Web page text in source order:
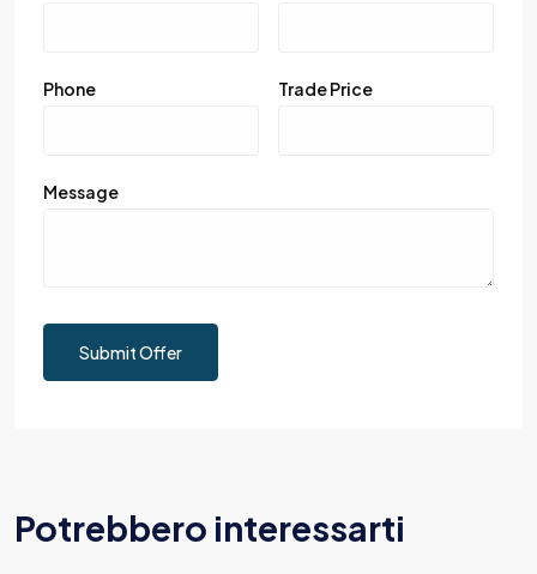
Phone Trade Price
Message
Submit Offer
Potrebbero interessarti